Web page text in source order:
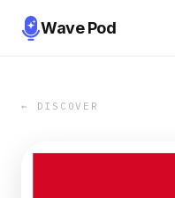
Wave Pod
← DISCOVER